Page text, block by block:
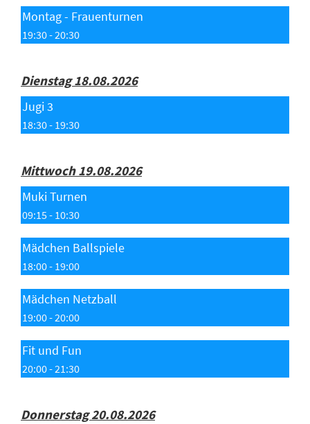
Montag - Frauenturnen
19:30 - 20:30
Dienstag 18.08.2026
Jugi 3
18:30 - 19:30
Mittwoch 19.08.2026
Muki Turnen
09:15 - 10:30
Mädchen Ballspiele
18:00 - 19:00
Mädchen Netzball
19:00 - 20:00
Fit und Fun
20:00 - 21:30
Donnerstag 20.08.2026